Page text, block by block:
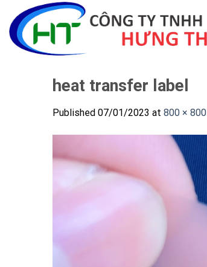
content
heat transfer label
Published 07/01/2023 at 800 × 800